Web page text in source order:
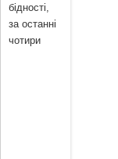
бідності,
за останні
чотири